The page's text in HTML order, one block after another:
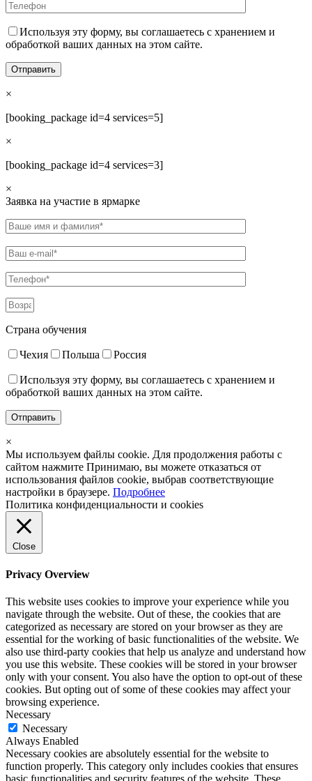
Используя эту форму, вы соглашаетесь с хранением и
обработкой ваших данных на этом сайте.
×
[booking_package id=4 services=5]
×
[booking_package id=4 services=3]
×
Заявка на участие в ярмарке
Страна обучения
Чехия Польша Россия
Используя эту форму, вы соглашаетесь с хранением и
обработкой ваших данных на этом сайте.
×
Мы используем файлы cookie. Для продолжения работы с
сайтом нажмите Принимаю, вы можете отказаться от
использования файлов cookie, выбрав соответствующие
настройки в браузере. Подробнее
Политика конфиденциальности и cookies
Close
Privacy Overview
This website uses cookies to improve your experience while you
navigate through the website. Out of these, the cookies that are
categorized as necessary are stored on your browser as they are
essential for the working of basic functionalities of the website. We
also use third-party cookies that help us analyze and understand how
you use this website. These cookies will be stored in your browser
only with your consent. You also have the option to opt-out of these
cookies. But opting out of some of these cookies may affect your
browsing experience.
Necessary
Necessary
Always Enabled
Necessary cookies are absolutely essential for the website to
function properly. This category only includes cookies that ensures
basic functionalities and security features of the website. These